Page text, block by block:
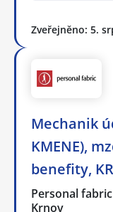
Zveřejněno: 5.
Mechanik
KMENE),
benefity,
Personal
Krnov